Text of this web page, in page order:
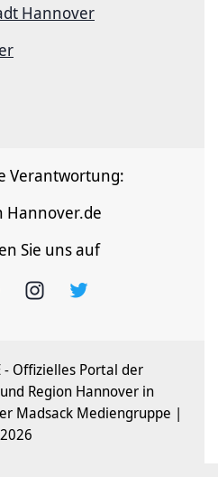
Hannover
Verantwortung:
Hannover.de
Sie uns auf
- Offizielles Portal der
Region Hannover in
Madsack Mediengruppe |
2026